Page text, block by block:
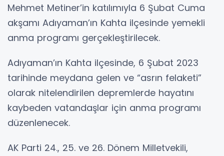
Mehmet Metiner’in katılımıyla 6 Şubat Cuma
akşamı Adıyaman’ın Kahta ilçesinde yemekli
anma programı gerçekleştirilecek.
Adıyaman’ın Kahta ilçesinde, 6 Şubat 2023
tarihinde meydana gelen ve “asrın felaketi”
olarak nitelendirilen depremlerde hayatını
kaybeden vatandaşlar için anma programı
düzenlenecek.
AK Parti 24., 25. ve 26. Dönem Milletvekili,